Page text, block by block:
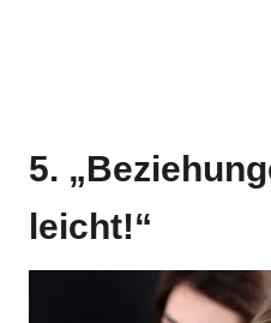
5.
leicht!“